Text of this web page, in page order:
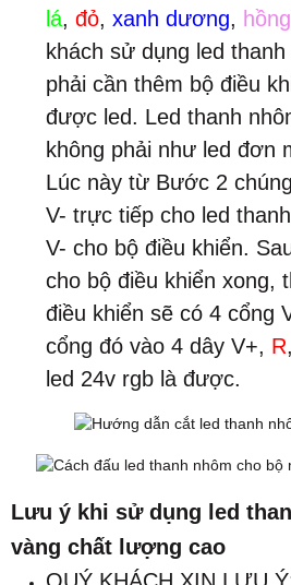
lá, đỏ, xanh dương, hồng
khách sử dụng led
phải cần thêm bộ điều
được led. Led thanh
không phải như led đơn
Lúc này từ Bước 2
V- trực tiếp cho led
V- cho bộ điều khiển.
cho bộ điều khiển xong,
điều khiển sẽ có 4 cổng
cổng đó vào 4 dây V+, R,
led 24v rgb là được.
Lưu ý khi sử dụng led
vàng chất lượng cao